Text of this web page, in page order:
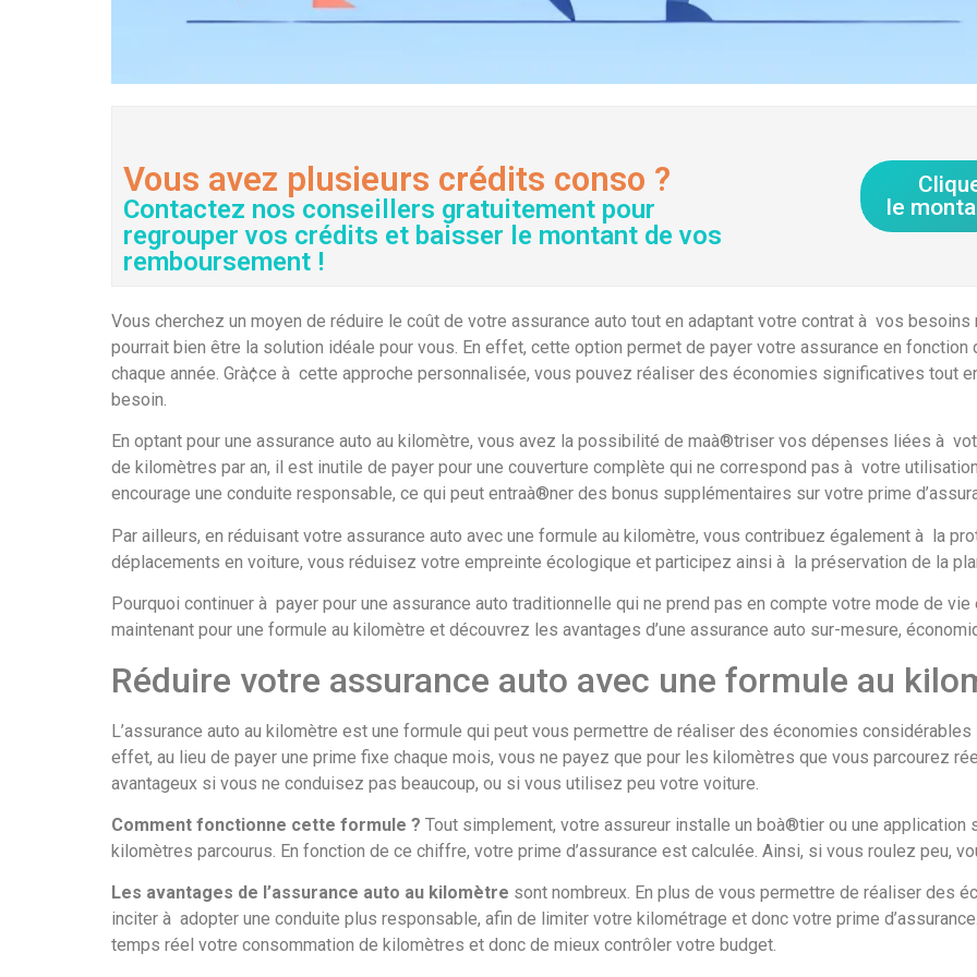
Vous avez plusieurs crédits conso ?
Contactez nos conseillers gratuitement pour
regrouper vos crédits et baisser le montant de vos
remboursement !
le
Vous cherchez un moyen de réduire le coût de votre assurance auto tout en adaptant votre contrat à vos
pourrait bien être la solution idéale pour vous. En effet, cette option permet de payer votre assurance en
chaque année. Grà¢ce à cette approche personnalisée, vous pouvez réaliser des économies significatives tout
besoin.
En optant pour une assurance auto au kilomètre, vous avez la possibilité de maà®triser vos dépenses liées à
de kilomètres par an, il est inutile de payer pour une couverture complète qui ne correspond pas à votre
encourage une conduite responsable, ce qui peut entraà®ner des bonus supplémentaires sur votre prime
Par ailleurs, en réduisant votre assurance auto avec une formule au kilomètre, vous contribuez également à la
déplacements en voiture, vous réduisez votre empreinte écologique et participez ainsi à la préservation de la
Pourquoi continuer à payer pour une assurance auto traditionnelle qui ne prend pas en compte votre mode de
maintenant pour une formule au kilomètre et découvrez les avantages d’une assurance auto sur-mesure,
Réduire votre assurance auto avec une formule au
L’assurance auto au kilomètre est une formule qui peut vous permettre de réaliser des économies considérables
effet, au lieu de payer une prime fixe chaque mois, vous ne payez que pour les kilomètres que vous parcourez
avantageux si vous ne conduisez pas beaucoup, ou si vous utilisez peu votre voiture.
Comment fonctionne cette formule ? Tout simplement, votre assureur installe un boà®tier ou une application
kilomètres parcourus. En fonction de ce chiffre, votre prime d’assurance est calculée. Ainsi, si vous roulez peu,
Les avantages de l’assurance auto au kilomètre sont nombreux. En plus de vous permettre de réaliser des
inciter à adopter une conduite plus responsable, afin de limiter votre kilométrage et donc votre prime
temps réel votre consommation de kilomètres et donc de mieux contrôler votre budget.